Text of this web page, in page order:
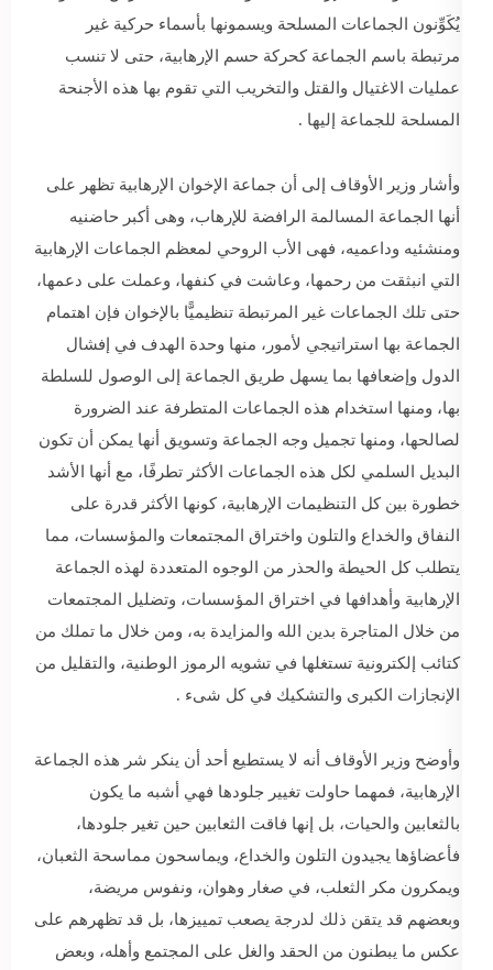
يُكَوِّنون الجماعات المسلحة ويسمونها بأسماء حركية غير
مرتبطة باسم الجماعة كحركة حسم الإرهابية، حتى لا تنسب
عمليات الاغتيال والقتل والتخريب التي تقوم بها هذه الأجنحة
المسلحة للجماعة إليها .
وأشار وزير الأوقاف إلى أن جماعة الإخوان الإرهابية تظهر على
أنها الجماعة المسالمة الرافضة للإرهاب، وهى أكبر حاضنيه
ومنشئيه وداعميه، فهى الأب الروحي لمعظم الجماعات الإرهابية
التي انبثقت من رحمها، وعاشت في كنفها، وعملت على دعمها،
حتى تلك الجماعات غير المرتبطة تنظيميًّا بالإخوان فإن اهتمام
الجماعة بها استراتيجي لأمور، منها وحدة الهدف في إفشال
الدول وإضعافها بما يسهل طريق الجماعة إلى الوصول للسلطة
بها، ومنها استخدام هذه الجماعات المتطرفة عند الضرورة
لصالحها، ومنها تجميل وجه الجماعة وتسويق أنها يمكن أن تكون
البديل السلمي لكل هذه الجماعات الأكثر تطرفًا، مع أنها الأشد
خطورة بين كل التنظيمات الإرهابية، كونها الأكثر قدرة على
النفاق والخداع والتلون واختراق المجتمعات والمؤسسات، مما
يتطلب كل الحيطة والحذر من الوجوه المتعددة لهذه الجماعة
الإرهابية وأهدافها في اختراق المؤسسات، وتضليل المجتمعات
من خلال المتاجرة بدين الله والمزايدة به، ومن خلال ما تملك من
كتائب إلكترونية تستغلها في تشويه الرموز الوطنية، والتقليل من
الإنجازات الكبرى والتشكيك في كل شىء .
وأوضح وزير الأوقاف أنه لا يستطيع أحد أن ينكر شر هذه الجماعة
الإرهابية، فمهما حاولت تغيير جلودها فهي أشبه ما يكون
بالثعابين والحيات، بل إنها فاقت الثعابين حين تغير جلودها،
فأعضاؤها يجيدون التلون والخداع، ويماسحون مماسحة الثعبان،
ويمكرون مكر الثعلب، في صغار وهوان، ونفوس مريضة،
وبعضهم قد يتقن ذلك لدرجة يصعب تمييزها، بل قد تظهرهم على
عكس ما يبطنون من الحقد والغل على المجتمع وأهله، وبعض